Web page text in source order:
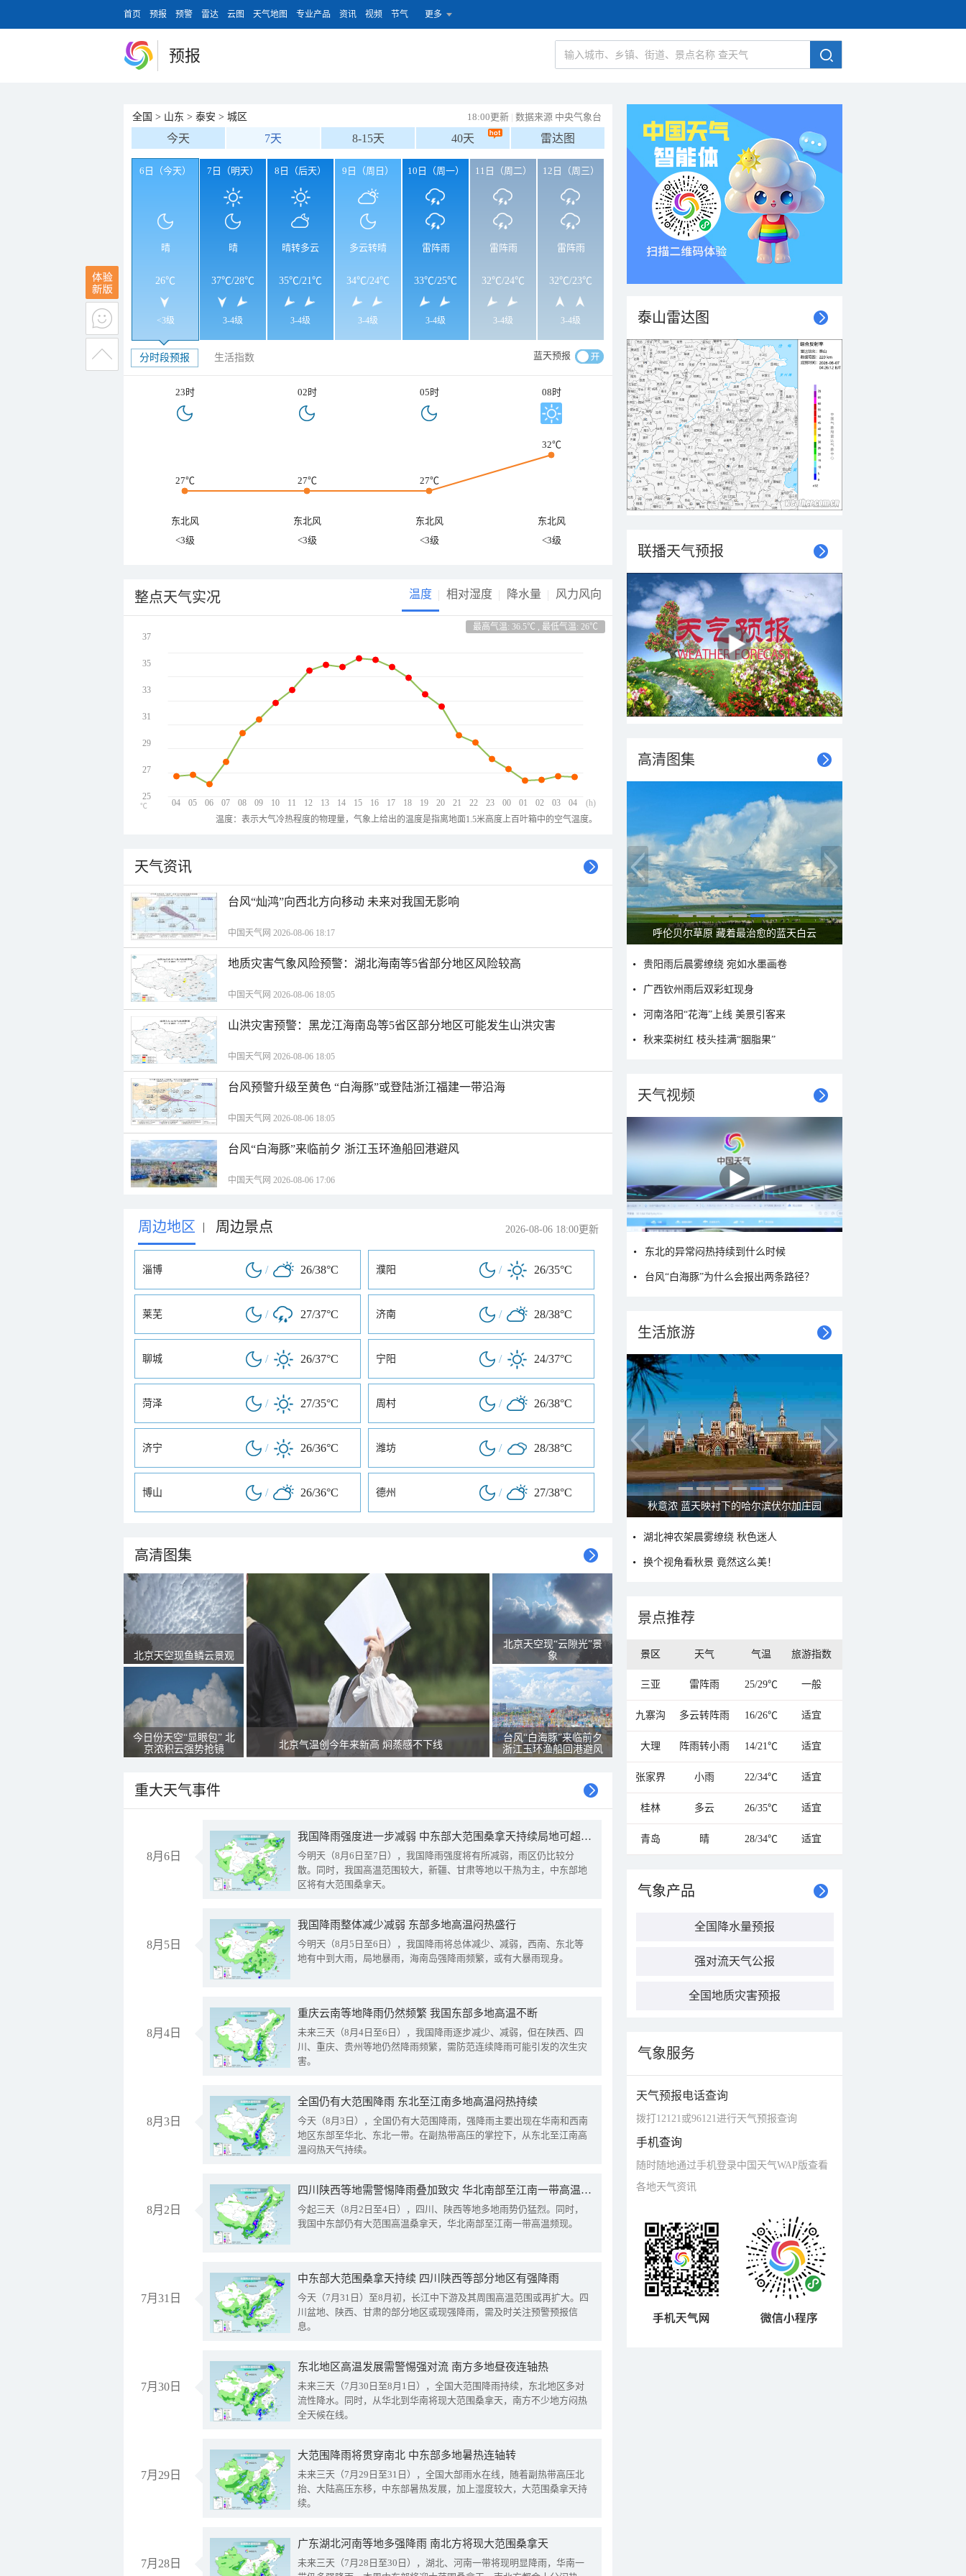
首页 预报 预警 雷达 云图 天气地图 专业产品 资讯 视频 节气 更多
预报
全国 > 山东 > 泰安 > 城区 18:00更新 | 数据来源 中央气象台
今天 7天 8-15天 40天 雷达图
6日（今天）
晴
26℃
<3级
7日（明天）
晴
37℃/28℃
3-4级
8日（后天）
晴转多云
35℃/21℃
3-4级
9日（周日）
多云转晴
34℃/24℃
3-4级
10日（周一）
雷阵雨
33℃/25℃
3-4级
11日（周二）
雷阵雨
32℃/24℃
3-4级
12日（周三）
雷阵雨
32℃/23℃
3-4级
分时段预报 生活指数 蓝天预报
23时 02时 05时 08时
27℃ 27℃ 27℃
32℃
东北风 东北风 东北风
东北风
<3级
<3级 <3级 <3级
整点天气实况 温度 相对湿度 降水量 风力风向
最高气温: 36.5℃ , 最低气温: 26℃
04 05 06 07 08 09 10 11 12 13 14 15 16 17 18 19 20 21 22 23 00 01 02 03 04
37
35
33
31
29
27
25
(h)
℃
温度：表示大气冷热程度的物理量，气象上给出的温度是指离地面1.5米高度上百叶箱中的空气温度。
天气资讯
台风“灿鸿”向西北方向移动 未来对我国无影响
中国天气网 2026-08-06 18:17
地质灾害气象风险预警：湖北海南等5省部分地区风险较高
中国天气网 2026-08-06 18:05
山洪灾害预警：黑龙江海南岛等5省区部分地区可能发生山洪灾害
中国天气网 2026-08-06 18:05
台风预警升级至黄色 “白海豚”或登陆浙江福建一带沿海
中国天气网 2026-08-06 18:05
台风“白海豚”来临前夕 浙江玉环渔船回港避风
中国天气网 2026-08-06 17:06
周边地区 | 周边景点 2026-08-06 18:00更新
淄博 / 26/38°C 濮阳 / 26/35°C
莱芜 / 27/37°C 济南 / 28/38°C
聊城 / 26/37°C 宁阳 / 24/37°C
菏泽 / 27/35°C 周村 / 26/38°C
济宁 / 26/36°C 潍坊 / 28/38°C
博山 / 26/36°C 德州 / 27/38°C
高清图集
北京天空现鱼鳞云景观
今日份天空“显眼包” 北
京浓积云强势抢镜
北京气温创今年来新高 焖蒸感不下线
北京天空现“云隙光”景
象
台风“白海豚”来临前夕
浙江玉环渔船回港避风
重大天气事件
8月6日
我国降雨强度进一步减弱 中东部大范围桑拿天持续局地可超38℃
今明天（8月6日至7日），我国降雨强度将有所减弱，雨区仍比较分
散。同时，我国高温范围较大，新疆、甘肃等地以干热为主，中东部地
区将有大范围桑拿天。
8月5日
我国降雨整体减少减弱 东部多地高温闷热盛行
今明天（8月5日至6日），我国降雨将总体减少、减弱，西南、东北等
地有中到大雨，局地暴雨，海南岛强降雨频繁，或有大暴雨现身。
8月4日
重庆云南等地降雨仍然频繁 我国东部多地高温不断
未来三天（8月4日至6日），我国降雨逐步减少、减弱，但在陕西、四
川、重庆、贵州等地仍然降雨频繁，需防范连续降雨可能引发的次生灾
害。
8月3日
全国仍有大范围降雨 东北至江南多地高温闷热持续
今天（8月3日），全国仍有大范围降雨，强降雨主要出现在华南和西南
地区东部至华北、东北一带。在副热带高压的掌控下，从东北至江南高
温闷热天气持续。
8月2日
四川陕西等地需警惕降雨叠加致灾 华北南部至江南一带高温频现
今起三天（8月2日至4日），四川、陕西等地多地雨势仍猛烈。同时，
我国中东部仍有大范围高温桑拿天，华北南部至江南一带高温频现。
7月31日
中东部大范围桑拿天持续 四川陕西等部分地区有强降雨
今天（7月31日）至8月初，长江中下游及其周围高温范围或再扩大。四
川盆地、陕西、甘肃的部分地区或现强降雨，需及时关注预警预报信
息。
7月30日
东北地区高温发展需警惕强对流 南方多地昼夜连轴热
未来三天（7月30日至8月1日），全国大范围降雨持续，东北地区多对
流性降水。同时，从华北到华南将现大范围桑拿天，南方不少地方闷热
全天候在线。
7月29日
大范围降雨将贯穿南北 中东部多地暑热连轴转
未来三天（7月29日至31日），全国大部雨水在线，随着副热带高压北
抬、大陆高压东移，中东部暑热发展，加上湿度较大，大范围桑拿天持
续。
7月28日
广东湖北河南等地多强降雨 南北方将现大范围桑拿天
未来三天（7月28日至30日），湖北、河南一带将现明显降雨，华南一
泰山雷达图
联播天气预报
高清图集
呼伦贝尔草原 藏着最治愈的蓝天白云
贵阳雨后晨雾缭绕 宛如水墨画卷
广西钦州雨后双彩虹现身
河南洛阳“花海”上线 美景引客来
秋来栾树红 枝头挂满“胭脂果”
天气视频
东北的异常闷热持续到什么时候
台风“白海豚”为什么会报出两条路径？
生活旅游
秋意浓 蓝天映衬下的哈尔滨伏尔加庄园
湖北神农架晨雾缭绕 秋色迷人
换个视角看秋景 竟然这么美！
景点推荐
景区 天气 气温 旅游指数
三亚 雷阵雨 25/29℃ 一般
九寨沟 多云转阵雨 16/26℃ 适宜
大理 阵雨转小雨 14/21℃ 适宜
张家界 小雨 22/34℃ 适宜
桂林 多云 26/35℃ 适宜
青岛 晴 28/34℃ 适宜
气象产品
全国降水量预报
强对流天气公报
全国地质灾害预报
气象服务
天气预报电话查询
拨打12121或96121进行天气预报查询
手机查询
随时随地通过手机登录中国天气WAP版查看
各地天气资讯